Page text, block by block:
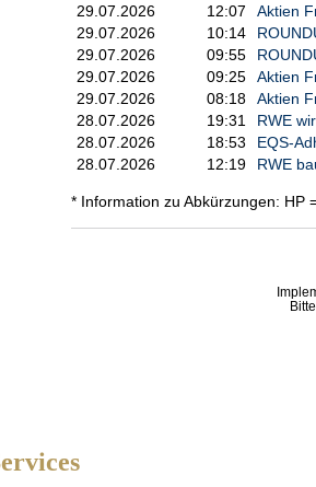
29.07.2026
12:07
Aktien
29.07.2026
10:14
29.07.2026
09:55
29.07.2026
09:25
Aktien
29.07.2026
08:18
Aktien
28.07.2026
19:31
RWE
28.07.2026
18:53
EQS-
28.07.2026
12:19 RWE
* Information zu Abkürzungen: HP